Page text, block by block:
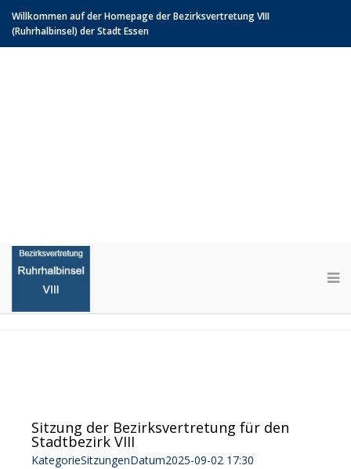
Willkommen auf der Homepage der Bezirksvertretung VIII
(Ruhrhalbinsel) der Stadt Essen
Sitzung der Bezirksvertretung für den
Stadtbezirk VIII
KategorieSitzungenDatum2025-09-02 17:30